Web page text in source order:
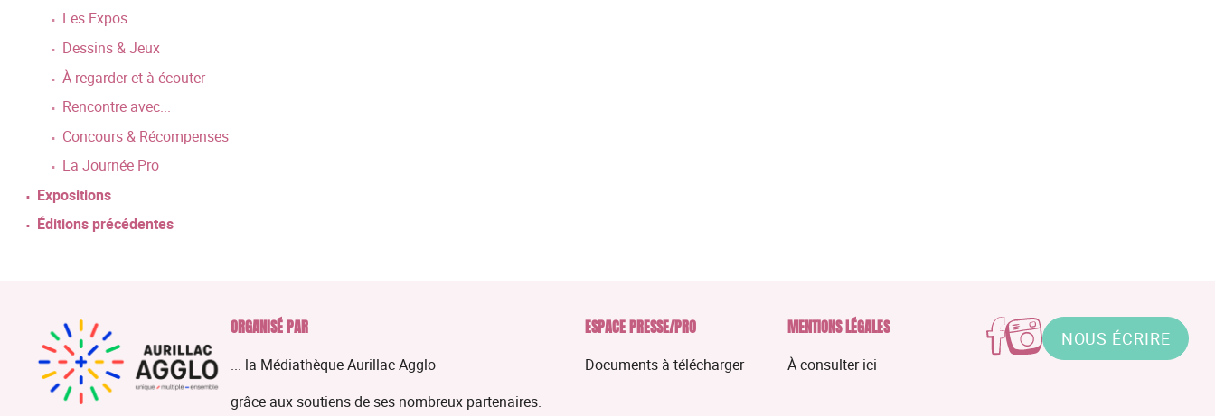
Les Expos
Dessins & Jeux
À regarder et à écouter
Rencontre avec...
Concours & Récompenses
La Journée Pro
Expositions
Éditions précédentes
ORGANISÉ PAR
... la Médiathèque Aurillac Agglo
grâce aux soutiens de ses nombreux partenaires.
ESPACE PRESSE/PRO
Documents à télécharger
MENTIONS LÉGALES
À consulter ici
NOUS ÉCRIRE